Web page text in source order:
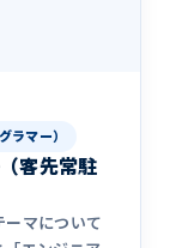
ラマー）
客先常駐
ーマについて